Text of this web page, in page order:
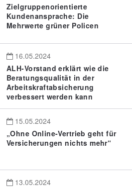
Zielgruppenorientierte
Kundenansprache: Die
Mehrwerte grüner Policen
16.05.2024
ALH-Vorstand erklärt wie die
Beratungsqualität in der
Arbeitskraftabsicherung
verbessert werden kann
15.05.2024
„Ohne Online-Vertrieb geht für
Versicherungen nichts mehr“
13.05.2024